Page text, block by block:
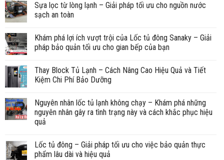
Sựa lọc từ lòng lạnh – Giải pháp tối ưu cho nguồn nước
sạch an toàn
Khám phá lợi ích vượt trội của Lốc tủ đông Sanaky – Giải
pháp bảo quản tối ưu cho gian bếp của bạn
Thay Block Tủ Lạnh – Cách Nâng Cao Hiệu Quả và Tiết
Kiệm Chi Phí Bảo Dưỡng
Nguyên nhân lốc tủ lạnh không chạy – Khám phá những
nguyên nhân gây ra tình trạng này và cách khắc phục hiệu
quả
Lốc tủ đông – Giải pháp tối ưu cho việc bảo quản thực
phẩm lâu dài và hiệu quả